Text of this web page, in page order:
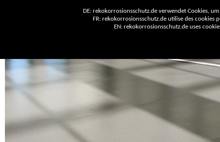
DE: rekokorrosionsschutz.de verwendet Cookies,
FR: rekokorrosionsschutz.de utilise des cookies
EN: rekokorrosionsschutz.de uses